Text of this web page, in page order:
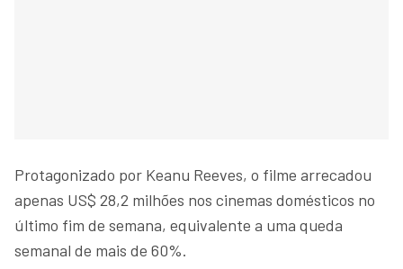
Protagonizado por Keanu Reeves, o filme arrecadou
apenas US$ 28,2 milhões nos cinemas domésticos no
último fim de semana, equivalente a uma queda
semanal de mais de 60%.